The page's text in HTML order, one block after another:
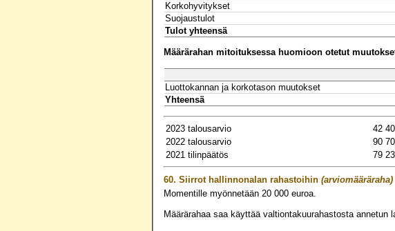
Korkohyvitykset
Suojaustulot
Tulot yhteensä
Määrärahan mitoituksessa huomioon otetut
Luottokannan ja korkotason muutokset
Yhteensä
2023 talousarvio
42
2022 talousarvio
90
2021 tilinpäätös
79
60. Siirrot hallinnonalan rahastoihin (arviomääräraha)
Momentille myönnetään 20 000 euroa.
Määrärahaa saa käyttää valtiontakuurahastosta annetun